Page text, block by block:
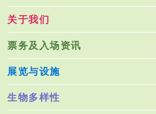
关于我们
票务及入场资讯
展览与设施
生物多样性